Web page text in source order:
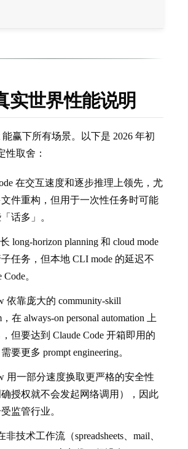
实世界性能说明
能赢下所有场景。以下是 2026 年初
性取舍：
在交互速度和逐步推理上领先，尤
件重构，但用于一次性任务时可能
话多」。
long-horizon planning 和 cloud mode
任务，但本地 CLI mode 的延迟不
。
依靠庞大的 community-skill
，在 always-on personal automation 上
但要达到 Claude Code 开箱即用的
要更多 prompt engineering。
用一部分速度换取更严格的安全性
确授权就不会发起网络调用），因此
监管行业。
非技术工作流（spreadsheets、mail、